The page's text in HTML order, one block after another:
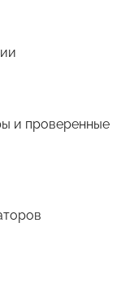
и проверенные